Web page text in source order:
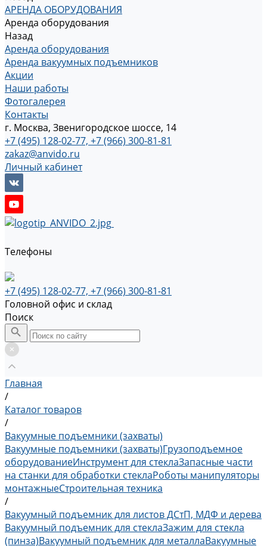
АРЕНДА ОБОРУДОВАНИЯ
Аренда оборудования
Назад
Аренда оборудования
Аренда вакуумных подъемников
Акции
Наши работы
Фотогалерея
Контакты
г. Москва, Звенигородское шоссе, 14
+7 (495) 128-02-77, +7 (966) 300-81-81
zakaz@anvido.ru
Личный кабинет
Телефоны
+7 (495) 128-02-77, +7 (966) 300-81-81
Головной офис и склад
Поиск
Главная
/
Каталог товаров
/
Вакуумные подъемники (захваты)
Вакуумные подъемники (захваты)Грузоподъемное
оборудованиеИнструмент для стеклаЗапасные части
на станки для обработки стеклаРоботы манипуляторы
монтажныеСтроительная техника
/
Вакуумный подъемник для листов ДСтП, МДФ и дерева
Вакуумный подъемник для стеклаЗажим для стекла
(пинза)Вакуумный подъемник для металлаВакуумные